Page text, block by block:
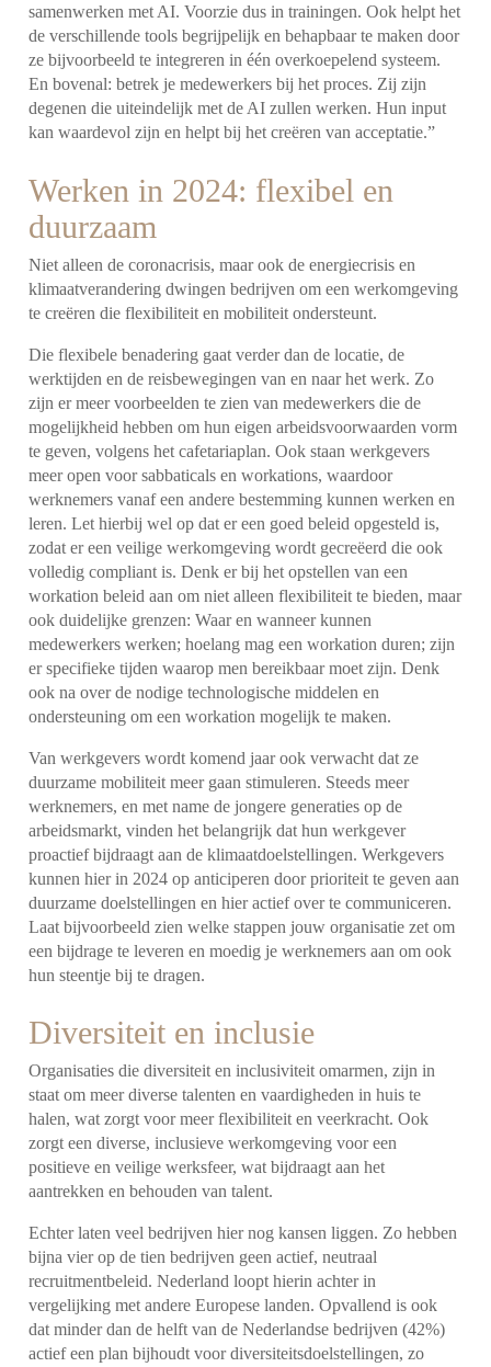
samenwerken met AI. Voorzie dus in trainingen. Ook helpt het
de verschillende tools begrijpelijk en behapbaar te maken door
ze bijvoorbeeld te integreren in één overkoepelend systeem.
En bovenal: betrek je medewerkers bij het proces. Zij zijn
degenen die uiteindelijk met de AI zullen werken. Hun input
kan waardevol zijn en helpt bij het creëren van acceptatie.”
Werken in 2024: flexibel en
duurzaam
Niet alleen de coronacrisis, maar ook de energiecrisis en
klimaatverandering dwingen bedrijven om een werkomgeving
te creëren die flexibiliteit en mobiliteit ondersteunt.
Die flexibele benadering gaat verder dan de locatie, de
werktijden en de reisbewegingen van en naar het werk. Zo
zijn er meer voorbeelden te zien van medewerkers die de
mogelijkheid hebben om hun eigen arbeidsvoorwaarden vorm
te geven, volgens het cafetariaplan. Ook staan werkgevers
meer open voor sabbaticals en workations, waardoor
werknemers vanaf een andere bestemming kunnen werken en
leren. Let hierbij wel op dat er een goed beleid opgesteld is,
zodat er een veilige werkomgeving wordt gecreëerd die ook
volledig compliant is. Denk er bij het opstellen van een
workation beleid aan om niet alleen flexibiliteit te bieden, maar
ook duidelijke grenzen: Waar en wanneer kunnen
medewerkers werken; hoelang mag een workation duren; zijn
er specifieke tijden waarop men bereikbaar moet zijn. Denk
ook na over de nodige technologische middelen en
ondersteuning om een workation mogelijk te maken.
Van werkgevers wordt komend jaar ook verwacht dat ze
duurzame mobiliteit meer gaan stimuleren. Steeds meer
werknemers, en met name de jongere generaties op de
arbeidsmarkt, vinden het belangrijk dat hun werkgever
proactief bijdraagt aan de klimaatdoelstellingen. Werkgevers
kunnen hier in 2024 op anticiperen door prioriteit te geven aan
duurzame doelstellingen en hier actief over te communiceren.
Laat bijvoorbeeld zien welke stappen jouw organisatie zet om
een bijdrage te leveren en moedig je werknemers aan om ook
hun steentje bij te dragen.
Diversiteit en inclusie
Organisaties die diversiteit en inclusiviteit omarmen, zijn in
staat om meer diverse talenten en vaardigheden in huis te
halen, wat zorgt voor meer flexibiliteit en veerkracht. Ook
zorgt een diverse, inclusieve werkomgeving voor een
positieve en veilige werksfeer, wat bijdraagt aan het
aantrekken en behouden van talent.
Echter laten veel bedrijven hier nog kansen liggen. Zo hebben
bijna vier op de tien bedrijven geen actief, neutraal
recruitmentbeleid. Nederland loopt hierin achter in
vergelijking met andere Europese landen. Opvallend is ook
dat minder dan de helft van de Nederlandse bedrijven (42%)
actief een plan bijhoudt voor diversiteitsdoelstellingen, zo